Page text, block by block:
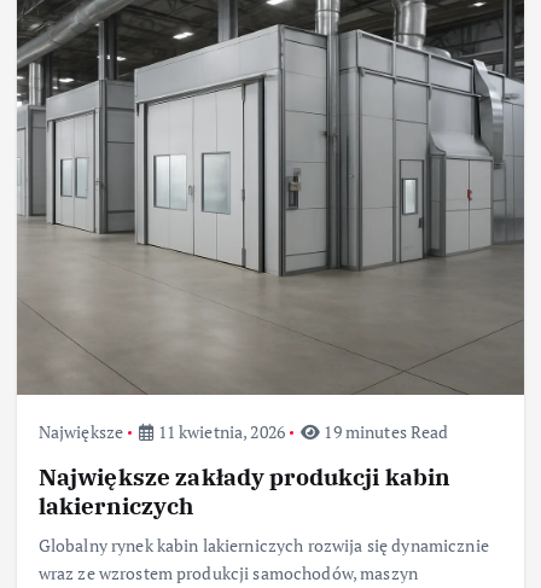
Największe 11 kwietnia, 2026 19 minutes Read
Największe zakłady produkcji kabin
lakierniczych
Globalny rynek kabin lakierniczych rozwija się dynamicznie
wraz ze wzrostem produkcji samochodów, maszyn